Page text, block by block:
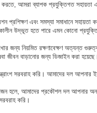
করতে, আমরা ব্যাপক প্রযুক্তিগত সহায়তা
প্রশিক্ষণ এবং সমস্যা সমাধানে সহায়তা
উদ্ভূত হতে পারে এমন কোনো
জন্য নিয়মিত রক্ষণাবেক্ষণ অত্যন্ত
জীবন বাড়ানোর জন্য ডিজাইন করা
সরবরাহ করি। আমাদের দল আপনার
হলে, আমাদের প্রকৌশল দল আপনার
করি।